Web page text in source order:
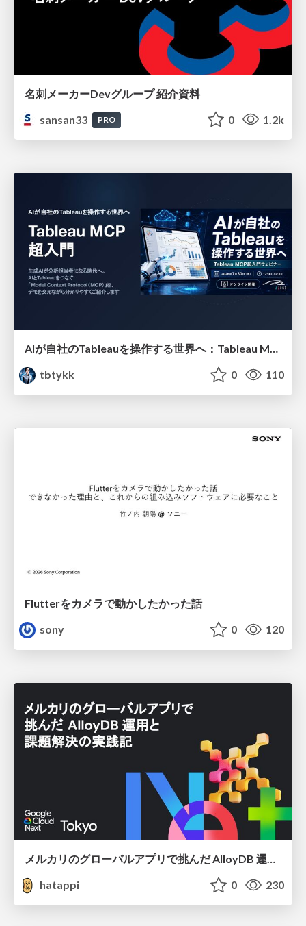
名刺メーカーDevグループ 紹介資料
sansan33
PRO 0 1.2k
AIが自社のTableauを操作する世界へ：Tableau MCP超入門
tbtykk
0 110
Flutterをカメラで動かしたかった話
sony
0 120
hatappi
0 230